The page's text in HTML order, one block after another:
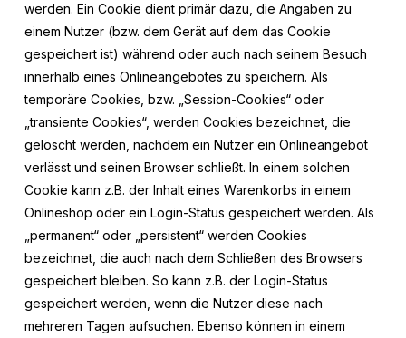
werden. Ein Cookie dient primär dazu, die Angaben zu
einem Nutzer (bzw. dem Gerät auf dem das Cookie
gespeichert ist) während oder auch nach seinem Besuch
innerhalb eines Onlineangebotes zu speichern. Als
temporäre Cookies, bzw. „Session-Cookies“ oder
„transiente Cookies“, werden Cookies bezeichnet, die
gelöscht werden, nachdem ein Nutzer ein Onlineangebot
verlässt und seinen Browser schließt. In einem solchen
Cookie kann z.B. der Inhalt eines Warenkorbs in einem
Onlineshop oder ein Login-Status gespeichert werden. Als
„permanent“ oder „persistent“ werden Cookies
bezeichnet, die auch nach dem Schließen des Browsers
gespeichert bleiben. So kann z.B. der Login-Status
gespeichert werden, wenn die Nutzer diese nach
mehreren Tagen aufsuchen. Ebenso können in einem